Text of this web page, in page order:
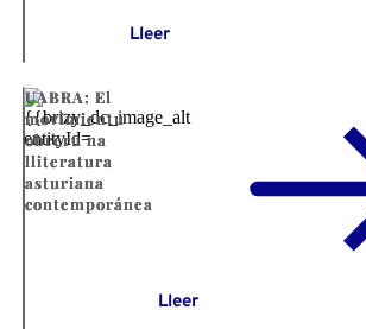
Lleer
UABRA: El
movimientu
obreru na
lliteratura
asturiana
contemporánea
Lleer